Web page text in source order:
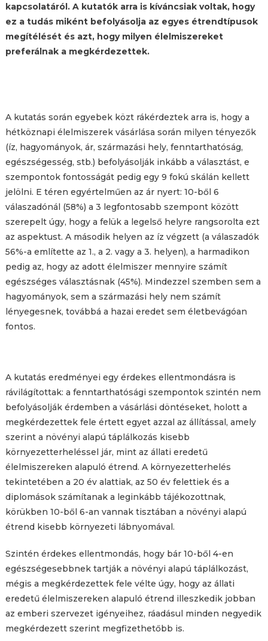
kapcsolatáról. A kutatók arra is kíváncsiak voltak, hogy
ez a tudás miként befolyásolja az egyes étrendtípusok
megítélését és azt, hogy milyen élelmiszereket
preferálnak a megkérdezettek.
A kutatás során egyebek közt rákérdeztek arra is, hogy a
hétköznapi élelmiszerek vásárlása során milyen tényezők
(íz, hagyományok, ár, származási hely, fenntarthatóság,
egészségesség, stb.) befolyásolják inkább a választást, e
szempontok fontosságát pedig egy 9 fokú skálán kellett
jelölni. E téren egyértelműen az ár nyert: 10-ből 6
válaszadónál (58%) a 3 legfontosabb szempont között
szerepelt úgy, hogy a felük a legelső helyre rangsorolta ezt
az aspektust. A második helyen az íz végzett (a válaszadók
56%-a említette az 1., a 2. vagy a 3. helyen), a harmadikon
pedig az, hogy az adott élelmiszer mennyire számít
egészséges választásnak (45%). Mindezzel szemben sem a
hagyományok, sem a származási hely nem számít
lényegesnek, továbbá a hazai eredet sem életbevágóan
fontos.
A kutatás eredményei egy érdekes ellentmondásra is
rávilágítottak: a fenntarthatósági szempontok szintén nem
befolyásolják érdemben a vásárlási döntéseket, holott a
megkérdezettek fele értett egyet azzal az állítással, amely
szerint a növényi alapú táplálkozás kisebb
környezetterheléssel jár, mint az állati eredetű
élelmiszereken alapuló étrend. A környezetterhelés
tekintetében a 20 év alattiak, az 50 év felettiek és a
diplomások számítanak a leginkább tájékozottnak,
körükben 10-ből 6-an vannak tisztában a növényi alapú
étrend kisebb környezeti lábnyomával.
Szintén érdekes ellentmondás, hogy bár 10-ből 4-en
egészségesebbnek tartják a növényi alapú táplálkozást,
mégis a megkérdezettek fele vélte úgy, hogy az állati
eredetű élelmiszereken alapuló étrend illeszkedik jobban
az emberi szervezet igényeihez, ráadásul minden negyedik
megkérdezett szerint megfizethetőbb is.